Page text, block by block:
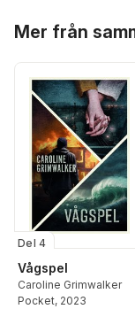
Mer från
Del 4
Vågspel
Caroline Grimwalker
Pocket, 2023